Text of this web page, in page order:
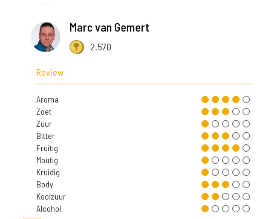
Marc van Gemert
2.570
Review
Aroma
Zoet
Zuur
Bitter
Fruitig
Moutig
Kruidig
Body
Koolzuur
Alcohol